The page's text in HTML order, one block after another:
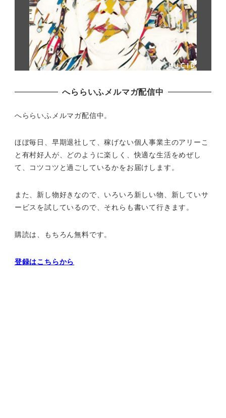
へららいふメルマガ配信中
へららいふメルマガ配信中。
ほぼ毎日、早期退社して、稼げない個人事業主のアリーこ
と有村好人が、どのように楽しく、快適な生活をめぜし
て、 コツコツと過ごしているかをお届けします。
また、新し物好きなので、いろいろ新しい物、 新していサ
ービスを試しているので、それらも書いて行きます。
購読は、もちろん無料です。
登録はこちらから